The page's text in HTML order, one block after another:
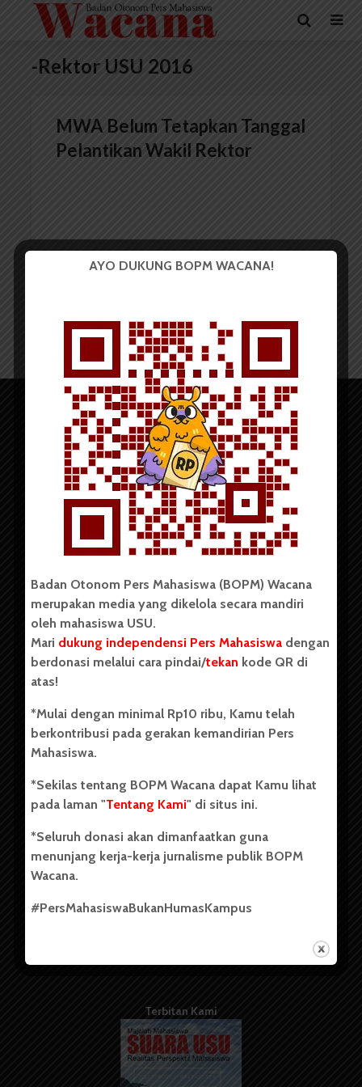
-Rektor USU 2016
MWA Belum Tetapkan Tanggal
Pelantikan Wakil Rektor
Copyright © 2023. All rights reserved BOPM WACANA.
Badan Otonom Pers Mahasiswa (BOPM) Wacana merupakan
pers mahasiswa yang berdiri di luar kampus dan dikelola
secara mandiri oleh mahasiswa Universitas Sumatera Utara
(USU). Sebelumnya BOPM Wacana merupakan salah satu
Unit Kegiatan Mahasiswa (UKM) di Universitas Sumatera
berdiri pada 1 Juli 1995.
Kontribusi
Info Iklan
Pedoman Media Siber
Kode Etik Jurnalistik
Terbitan Kami
AYO DUKUNG BOPM WACANA!
Badan Otonom Pers Mahasiswa (BOPM) Wacana
merupakan media yang dikelola secara mandiri
oleh mahasiswa USU.
Mari dukung independensi Pers Mahasiswa dengan
berdonasi melalui cara pindai/tekan kode QR di
atas!
*Mulai dengan minimal Rp10 ribu, Kamu telah
berkontribusi pada gerakan kemandirian Pers
Mahasiswa.
*Sekilas tentang BOPM Wacana dapat Kamu lihat
pada laman "Tentang Kami" di situs ini.
*Seluruh donasi akan dimanfaatkan guna
menunjang kerja-kerja jurnalisme publik BOPM
Wacana.
#PersMahasiswaBukanHumasKampus